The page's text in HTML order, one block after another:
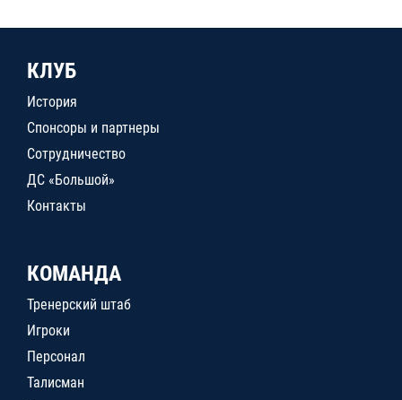
КЛУБ
История
Спонсоры и партнеры
Сотрудничество
ДС «Большой»
Контакты
КОМАНДА
Тренерский штаб
Игроки
Персонал
Талисман